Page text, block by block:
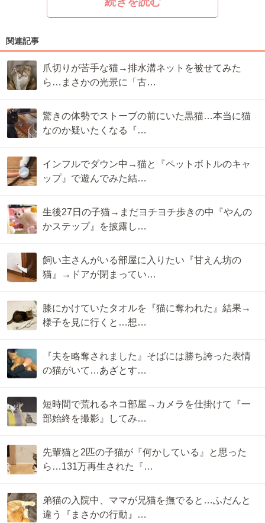
関連記事
爪切りが苦手な猫→排水溝ネットを被せてみた
ら…まさかの光景に「古…
驚きの体勢でストーブの前にいた黒猫…本当に猫
なのか疑いたくなる『…
インフルでダウン中→猫と『ペットボトルのキャ
ップ』で遊んでみた結…
生後27日の子猫→まだヨチヨチ歩きの中『やんの
かステップ』を披露し…
飼い主さんがいる部屋に入りたい『甘えん坊の
猫』→ドアが閉まってい…
膝にかけていたタオルを『猫に奪われた』結果→
様子を見に行くと…想…
『夫を略奪されました』そばには勝ち誇った表情
の猫がいて…あざとす…
短時間で荒れるネコ部屋→カメラを仕掛けて『一
部始終を撮影』してみ…
先輩猫と2匹の子猫が『何かしている』と思った
ら…131万再生された『…
弟猫の入院中、ママが兄猫を撫でると…ふだんと
違う『まさかの行動』…